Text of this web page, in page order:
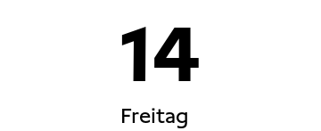
14
Freitag